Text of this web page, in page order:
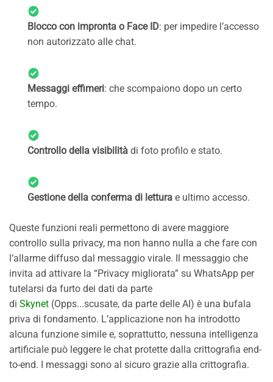
Blocco con impronta o Face ID: per impedire l’accesso
non autorizzato alle chat.
Messaggi effimeri: che scompaiono dopo un certo
tempo.
Controllo della visibilità di foto profilo e stato.
Gestione della conferma di lettura e ultimo accesso.
Queste funzioni reali permettono di avere maggiore
controllo sulla privacy, ma non hanno nulla a che fare con
l’allarme diffuso dal messaggio virale. Il messaggio che
invita ad attivare la “Privacy migliorata” su WhatsApp per
tutelarsi da furto dei dati da parte
di Skynet (Opps...scusate, da parte delle AI) è una bufala
priva di fondamento. L’applicazione non ha introdotto
alcuna funzione simile e, soprattutto, nessuna intelligenza
artificiale può leggere le chat protette dalla crittografia end-
to-end. I messaggi sono al sicuro grazie alla crittografia.